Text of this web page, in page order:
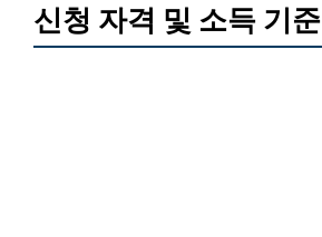
신청 자격 및 소득 기준